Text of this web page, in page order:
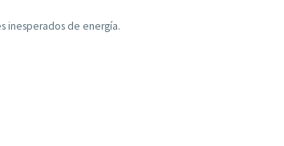
inesperados de energía.